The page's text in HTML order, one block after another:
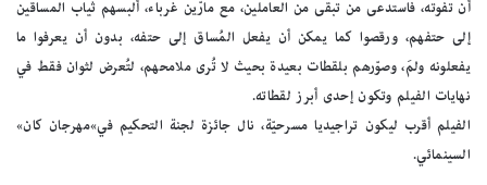
أن تفوته، فاستدعى من تبقى من العاملين، مع مارّين غرباء، ألبسهم ثياب المساقين
إلى حتفهم، ورقصوا كما يمكن أن يفعل المُساق إلى حتفه، بدون أن يعرفوا ما
يفعلونه ولمَ، وصوّرهم بلقطات بعيدة بحيث لا تُرى ملامحهم، لتُعرض لثوان فقط في
نهايات الفيلم وتكون إحدى أبرز لقطاته.
الفيلم أقرب ليكون تراجيديا مسرحيّة، نال جائزة لجنة التحكيم في»مهرجان كان»
السينمائي.